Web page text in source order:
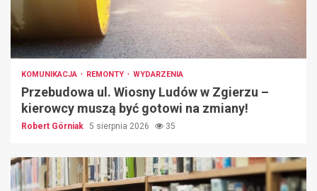
KOMUNIKACJA REMONTY WYDARZENIA
Przebudowa ul. Wiosny Ludów w Zgierzu –
kierowcy muszą być gotowi na zmiany!
Robert Górniak 5 sierpnia 2026 35